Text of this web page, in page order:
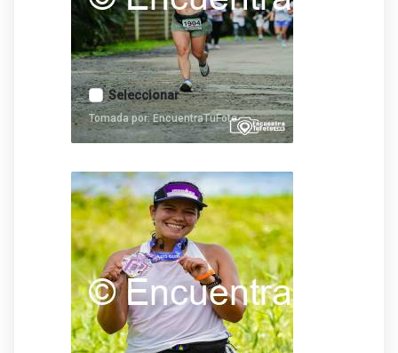
Seleccionar
Tomada por: EncuentraTuFoto